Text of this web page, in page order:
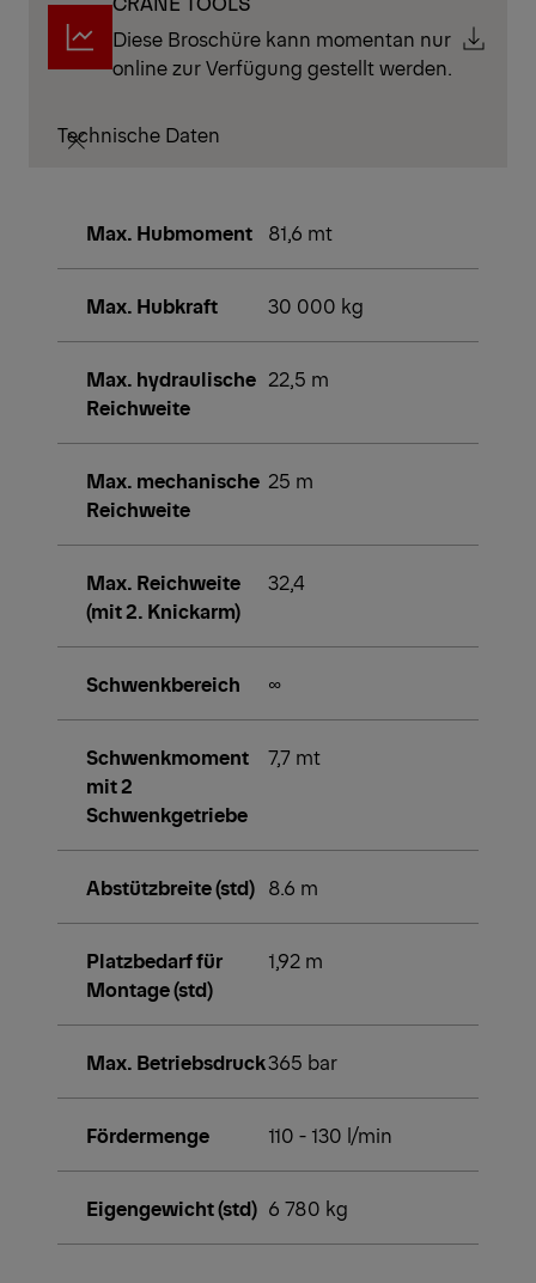
Diese Broschüre kann momentan nur
online zur Verfügung gestellt werden.
Technische Daten
Max. Hubmoment 81,6 mt
Max. Hubkraft 30 000 kg
Max. hydraulische
Reichweite
22,5 m
Max. mechanische
Reichweite
25 m
Max. Reichweite
(mit 2. Knickarm)
32,4
Schwenkbereich ∞
Schwenkmoment
mit 2
Schwenkgetriebe
7,7 mt
Abstützbreite (std) 8.6 m
Platzbedarf für
Montage (std)
1,92 m
Max. Betriebsdruck365 bar
Fördermenge 110 - 130 l/min
Eigengewicht (std) 6 780 kg